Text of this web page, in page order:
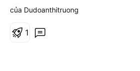
0.360 ⭐️ Khuyến cáo: Dự đoán
khảo.
của Dudoanthitruong
1